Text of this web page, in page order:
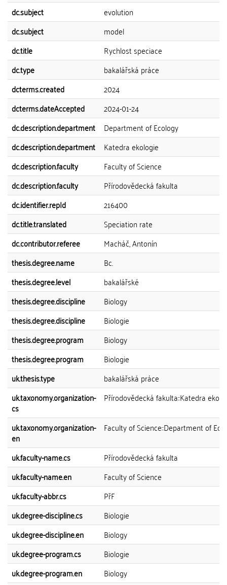
dc.subject
evolution
dc.subject
model
dc.title
Rychlost speciace
dc.type
bakalářská práce
dcterms.created
2024
dcterms.dateAccepted
2024-01-24
dc.description.department
Department of Ecology
dc.description.department
Katedra ekologie
dc.description.faculty
Faculty of Science
dc.description.faculty
Přírodovědecká fakulta
dc.identifier.repId
216400
dc.title.translated
Speciation rate
dc.contributor.referee
Macháč, Antonín
thesis.degree.name
Bc.
thesis.degree.level
bakalářské
thesis.degree.discipline
Biology
thesis.degree.discipline
Biologie
thesis.degree.program
Biology
thesis.degree.program
Biologie
uk.thesis.type
bakalářská práce
uk.taxonomy.organization-
cs
Přírodovědecká fakulta::Katedra
uk.taxonomy.organization-
en
Faculty of Science::Department of
uk.faculty-name.cs
Přírodovědecká fakulta
uk.faculty-name.en
Faculty of Science
uk.faculty-abbr.cs
PřF
uk.degree-discipline.cs
Biologie
uk.degree-discipline.en
Biology
uk.degree-program.cs
Biologie
uk.degree-program.en
Biology